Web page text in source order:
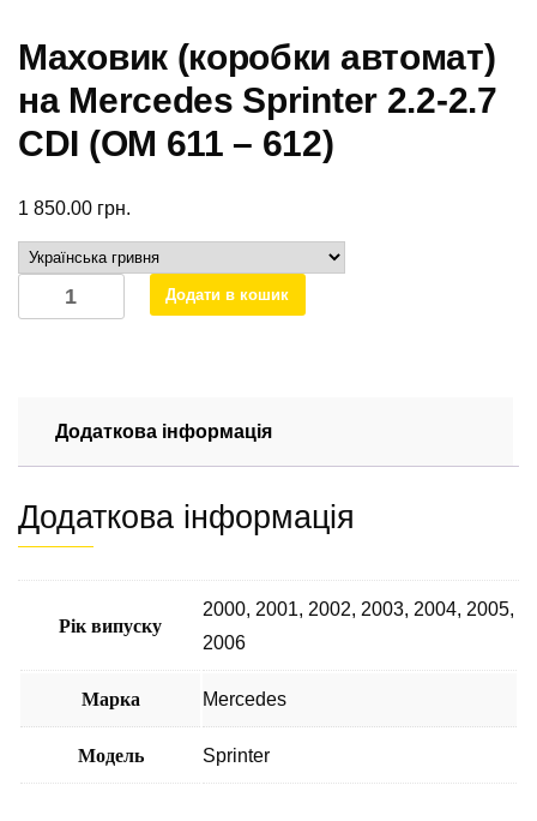
Маховик (коробки автомат)
на Mercedes Sprinter 2.2-2.7
CDI (ОМ 611 – 612)
1 850.00 грн.
Маховик
(коробки
Sprinter
CDI
(ОМ
Додати в кошик
Додаткова інформація
Додаткова інформація
Рік випуску
2000, 2001, 2002, 2003, 2004, 2005,
2006
Марка Mercedes
Модель Sprinter